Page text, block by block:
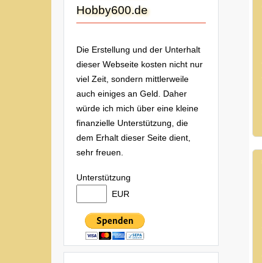
Hobby600.de
Die Erstellung und der Unterhalt
dieser Webseite kosten nicht nur
viel Zeit, sondern mittlerweile
auch einiges an Geld. Daher
würde ich mich über eine kleine
finanzielle Unterstützung, die
dem Erhalt dieser Seite dient,
sehr freuen.
Unterstützung
EUR